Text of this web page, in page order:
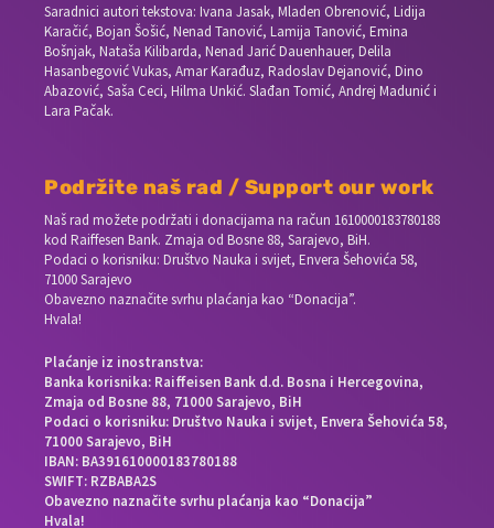
Saradnici autori tekstova: Ivana Jasak, Mladen Obrenović, Lidija
Karačić, Bojan Šošić, Nenad Tanović, Lamija Tanović, Emina
Bošnjak, Nataša Kilibarda, Nenad Jarić Dauenhauer, Delila
Hasanbegović Vukas, Amar Karađuz, Radoslav Dejanović, Dino
Abazović, Saša Ceci, Hilma Unkić. Slađan Tomić, Andrej Madunić i
Lara Pačak.
Podržite naš rad / Support our work
Naš rad možete podržati i donacijama na račun 1610000183780188
kod Raiffesen Bank. Zmaja od Bosne 88, Sarajevo, BiH.
Podaci o korisniku: Društvo Nauka i svijet, Envera Šehovića 58,
71000 Sarajevo
Obavezno naznačite svrhu plaćanja kao “Donacija”.
Hvala!
Plaćanje iz inostranstva:
Banka korisnika: Raiffeisen Bank d.d. Bosna i Hercegovina,
Zmaja od Bosne 88, 71000 Sarajevo, BiH
Podaci o korisniku: Društvo Nauka i svijet, Envera Šehovića 58,
71000 Sarajevo, BiH
IBAN: BA391610000183780188
SWIFT: RZBABA2S
Obavezno naznačite svrhu plaćanja kao “Donacija”
Hvala!